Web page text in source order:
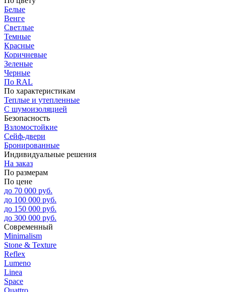
Белые
Венге
Светлые
Темные
Красные
Коричневые
Зеленые
Черные
По RAL
По характеристикам
Теплые и утепленные
С шумоизоляцией
Безопасность
Взломостойкие
Сейф-двери
Бронированные
Индивидуальные решения
На заказ
По размерам
По цене
до 70 000 руб.
до 100 000 руб.
до 150 000 руб.
до 300 000 руб.
Современный
Minimalism
Stone & Texture
Reflex
Lumeno
Linea
Space
Quattro